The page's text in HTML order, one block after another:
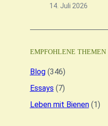
14. Juli 2026
EMPFOHLENE THEMEN
Blog(346)
Essays (7)
Leben mit Bienen(1)